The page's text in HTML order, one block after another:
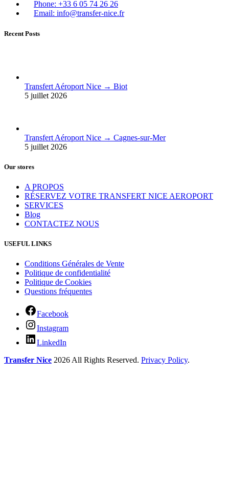
Phone: +33 6 05 74 26 26
Email: info@transfer-nice.fr
Recent Posts
Transfert Aéroport Nice → Biot
5 juillet 2026
Transfert Aéroport Nice → Cagnes-sur-Mer
5 juillet 2026
Our stores
A PROPOS
RÉSERVEZ VOTRE TRANSFERT NICE AEROPORT
SERVICES
Blog
CONTACTEZ NOUS
USEFUL LINKS
Conditions Générales de Vente
Politique de confidentialité
Politique de Cookies
Questions fréquentes
Facebook
Instagram
LinkedIn
Transfer Nice 2026 All Rights Reserved. Privacy Policy.